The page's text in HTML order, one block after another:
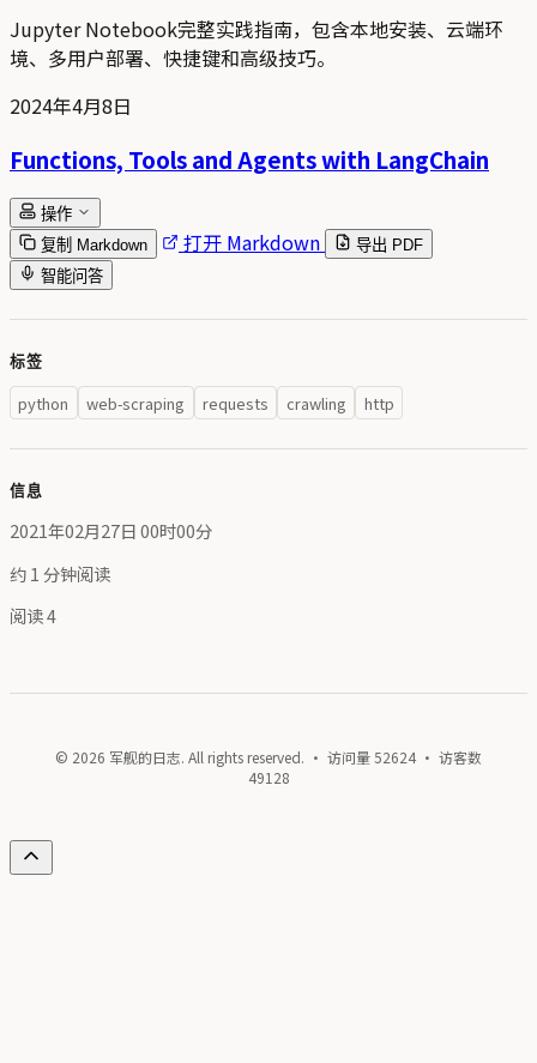
Jupyter Notebook完整实践指南，包含本地安装、云端环
境、多用户部署、快捷键和高级技巧。
2024年4月8日
Functions, Tools and Agents with LangChain
操作
复制 Markdown
打开 Markdown
导出 PDF
智能问答
标签
python web-scraping requests crawling http
信息
2021年02月27日 00时00分
约 1 分钟阅读
阅读4
© 2026 军舰的日志. All rights reserved. · 访问量52624 · 访客数
49128